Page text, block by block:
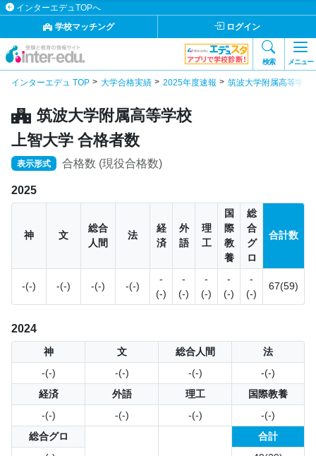
インターエデュTOPへ
学校マッチング
ログイン
検索 メニュー
インターエデュ TOP 大学合格実績 2025年度速報 筑波大学附属高等学校
筑波大学附属高等学校
上智大学 合格者数
表示形式 合格数 (現役合格数)
2025
神 文
総合
人間
法
経
済
外
語
理
工
国
際
教
養
総
合
グ
ロ
合計数
-(-) -(-) -(-) -(-)
-
(-)
-
(-)
-
(-)
-
(-)
-
(-)
67(59)
2024
神 文 総合人間
法
-(-)
-(-) -(-)
-(-)
経済
外語 理工
国際教養
-(-)
-(-) -(-)
-(-)
総合グロ
合計